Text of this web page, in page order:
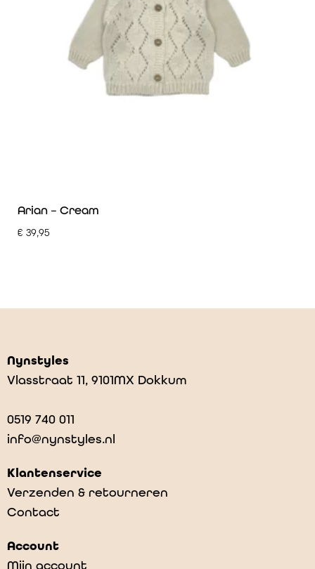
Arian – Cream
€ 39,95
Nynstyles
Vlasstraat 11, 9101MX Dokkum
0519 740 011
info@nynstyles.nl
Klantenservice
Verzenden & retourneren
Contact
Account
Mijn account